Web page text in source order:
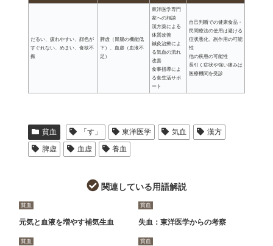
だるい、疲れやすい、顔色が
すぐれない、めまい、食欲不
振
脾虚（胃腸の機能低
下）、血虚（血液不
足）
東洋医学専門
家への相談
漢方薬による
体質改善
鍼灸治療によ
る気血の流れ
改善
食事指導によ
る食生活サポ
ート
自己判断での健康食品・
民間療法の使用は避ける
症状悪化、副作用の可能
性
他の疾患の可能性
長引く症状や強い痛みは
医療機関を受診
貧血 「す」 東洋医学 気血
漢方
脾虚
血虚 養血
関連している用語解説
貧血
元気と血液を増やす補気生血
貧血
失血：東洋医学からの考察
貧血 貧血